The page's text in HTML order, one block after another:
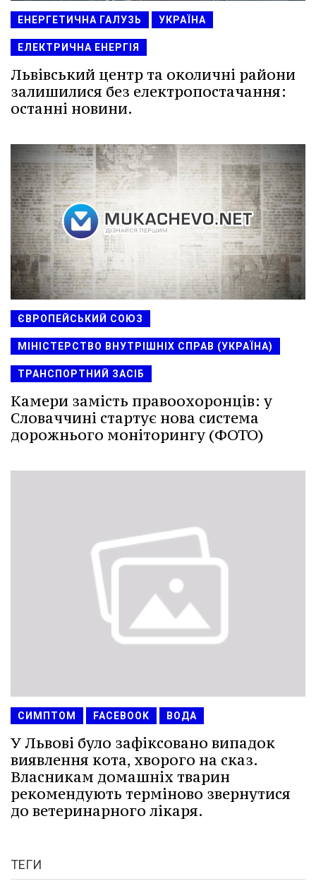
ЕНЕРГЕТИЧНА ГАЛУЗЬ УКРАЇНА
ЕЛЕКТРИЧНА ЕНЕРГІЯ
Львівський центр та околичні райони
залишилися без електропостачання:
останні новини.
ЄВРОПЕЙСЬКИЙ СОЮЗ
МІНІСТЕРСТВО ВНУТРІШНІХ СПРАВ (УКРАЇНА)
ТРАНСПОРТНИЙ ЗАСІБ
Камери замість правоохоронців: у
Словаччині стартує нова система
дорожнього моніторингу (ФОТО)
СИМПТОМ FACEBOOK ВОДА
У Львові було зафіксовано випадок
виявлення кота, хворого на сказ.
Власникам домашніх тварин
рекомендують терміново звернутися
до ветеринарного лікаря.
ТЕГИ